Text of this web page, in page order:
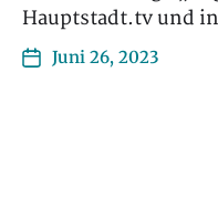
Hauptstadt.tv und
Juni 26, 2023